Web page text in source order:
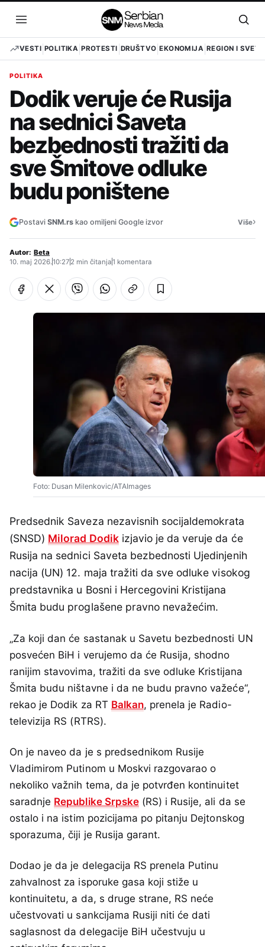
sadržaj
Otvori
meni
VESTI POLITIKA PROTESTI DRUŠTVO EKONOMIJA REGION I SVET
POLITIKA
Dodik veruje će Rusija
na sednici Saveta
bezbednosti tražiti da
sve Šmitove odluke
budu poništene
Postavi SNM.rs kao omiljeni Google izvor Više›
Autor: Beta
10. maj 2026.10:27 2 min čitanja1 komentara
Foto: Dusan Milenkovic/ATAImages
Predsednik Saveza nezavisnih socijaldemokrata
(SNSD) Milorad Dodikizjavio je da veruje da će
Rusija na sednici Saveta bezbednosti Ujedinjenih
nacija (UN) 12. maja tražiti da sve odluke visokog
predstavnika u Bosni i Hercegovini Kristijana
Šmita budu proglašene pravno nevažećim.
„Za koji dan će sastanak u Savetu bezbednosti UN
posvećen BiH i verujemo da će Rusija, shodno
ranijim stavovima, tražiti da sve odluke Kristijana
Šmita budu ništavne i da ne budu pravno važeće“,
rekao je Dodik za RT Balkan, prenela je Radio-
televizija RS (RTRS).
On je naveo da je s predsednikom Rusije
Vladimirom Putinom u Moskvi razgovarao o
nekoliko važnih tema, da je potvrđen kontinuitet
saradnje Republike Srpske(RS) i Rusije, ali da se
ostalo i na istim pozicijama po pitanju Dejtonskog
sporazuma, čiji je Rusija garant.
Dodao je da je delegacija RS prenela Putinu
zahvalnost za isporuke gasa koji stiže u
kontinuitetu, a da, s druge strane, RS neće
učestvovati u sankcijama Rusiji niti će dati
saglasnost da delegacije BiH učestvuju u